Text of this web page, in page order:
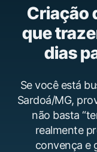
Criação
que
dias
Se você está
Sardoá/MG,
não basta
realmente
convença e